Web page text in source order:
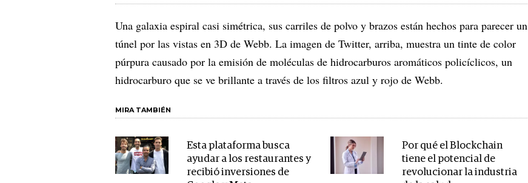
Una galaxia espiral casi simétrica, sus carriles de polvo y brazos están hechos para parecer un
túnel por las vistas en 3D de Webb. La imagen de Twitter, arriba, muestra un tinte de color
púrpura causado por la emisión de moléculas de hidrocarburos aromáticos policíclicos, un
hidrocarburo que se ve brillante a través de los filtros azul y rojo de Webb.
MIRA TAMBIÉN
Esta plataforma busca
ayudar a los restaurantes y
recibió inversiones de
Por qué el Blockchain
tiene el potencial de
revolucionar la industria